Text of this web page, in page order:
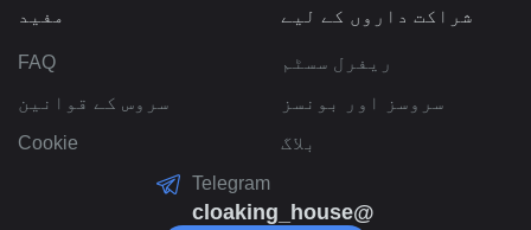
شراکت داروں کے لیے
ریفرل سسٹم
سروسز اور بونسز
بلاگ
مفید
FAQ
سروس کے قوانین
Cookie
Telegram
@cloaking_house